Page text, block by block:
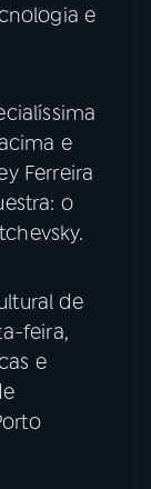
e
e
Ferreira
o
de
feira,
e